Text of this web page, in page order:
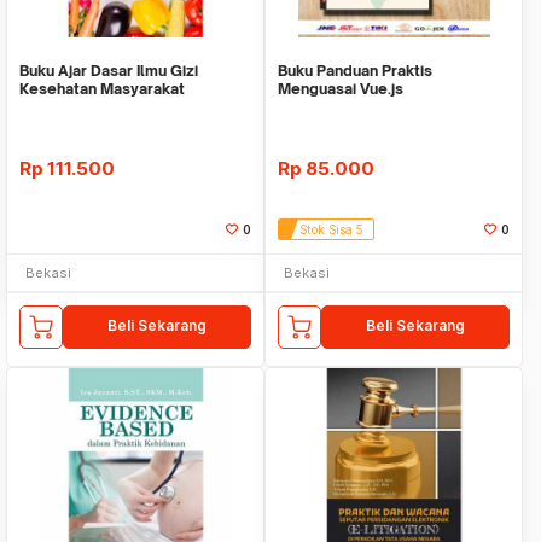
Buku Ajar Dasar Ilmu Gizi
Kesehatan Masyarakat
Rp 111.500
0
Bekasi
Beli Sekarang
Buku Panduan Praktis
Menguasai Vue.js
Rp 85.000
Stok Sisa 5 0
Bekasi
Beli Sekarang